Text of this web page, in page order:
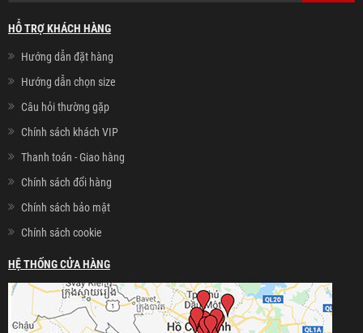
HỖ TRỢ KHÁCH HÀNG
Hướng dẫn đặt hàng
Hướng dẫn chọn size
Câu hỏi thường gặp
Chính sách khách VIP
Thanh toán - Giao hàng
Chính sách đổi hàng
Chính sách bảo mật
Chính sách cookie
HỆ THỐNG CỬA HÀNG